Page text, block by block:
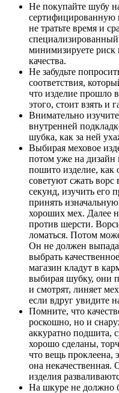
Не покупайте шубу
не тратьте время и
минимизируете риск
качества.
Не забудьте
соответствия,
что изделие прошло
этого, стоит взять и
Внимательно
внутренней
шубка, как за ней
Выбирая меховое
потом уже на
пошито изделие,
советуют сжать ворс
секунд, изучить его
принять
хороших мех. Далее
против шерсти.
ломаться. Потом
Он не должен
выбрать
магазин кладут в
выбирая шубку, они
и смотрят, линяет
если вдруг увидите
Помните, что
роскошно, но и
аккуратно подшита,
хорошо сделаны,
что вещь проклеена,
она некачественная.
изделия
На шкуре не должно